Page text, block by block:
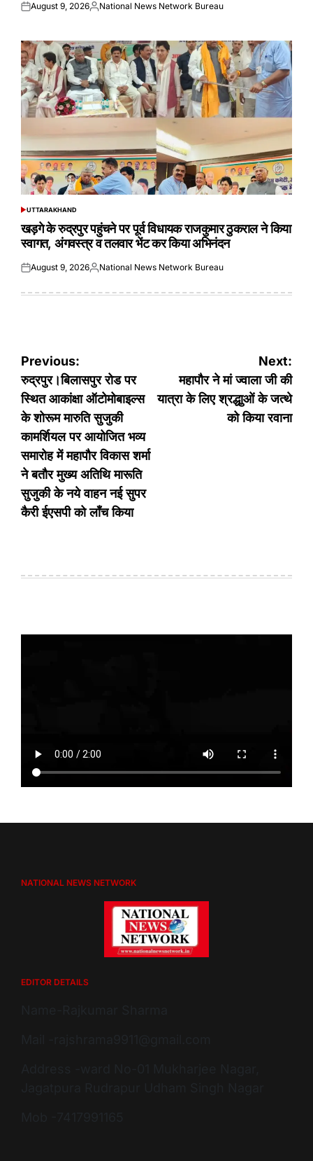
Posted
August 9, 2026Posted
National News Network Bureau
POSTED
UTTARAKHAND
खड़गे के रुद्रपुर पहुंचने पर पूर्व विधायक राजकुमार ठुकराल ने किया
स्वागत, अंगवस्त्र व तलवार भेंट कर किया अभिनंदन
Posted
August 9, 2026Posted
National News Network Bureau
Post
navigation
Previous:
रुद्रपुर।बिलासपुर रोड पर
स्थित आकांक्षा ऑटोमोबाइल्स
के शोरूम मारुति सुजुकी
कामर्शियल पर आयोजित भव्य
समारोह में महापौर विकास शर्मा
ने बतौर मुख्य अतिथि मारूति
सुजुकी के नये वाहन नई सुपर
कैरी ईएसपी को लॉंच किया
Next:
महापौर ने मां ज्वाला जी की
यात्रा के लिए श्रद्धाुओं के जत्थे
को किया रवाना
NATIONAL NEWS NETWORK
EDITOR DETAILS